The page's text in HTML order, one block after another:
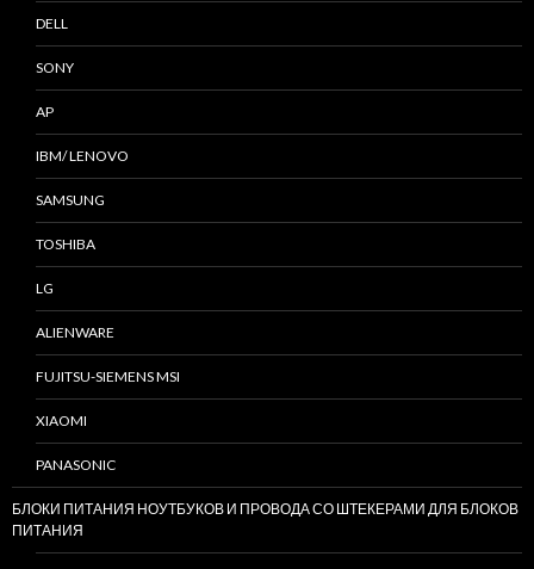
DELL
SONY
AP
IBM/ LENOVO
SAMSUNG
TOSHIBA
LG
ALIENWARE
FUJITSU-SIEMENS MSI
XIAOMI
PANASONIC
БЛОКИ ПИТАНИЯ НОУТБУКОВ И ПРОВОДА СО ШТЕКЕРАМИ ДЛЯ БЛОКОВ
ПИТАНИЯ